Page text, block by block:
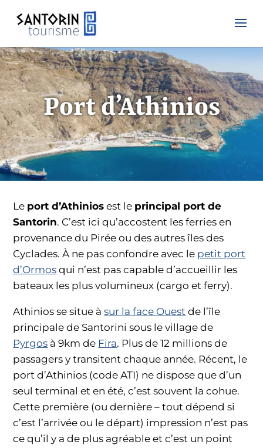
Port d’Athinios
Le port d’Athinios est le principal port de
Santorin. C’est ici qu’accostent les ferries en
provenance du Pirée ou des autres îles des
Cyclades. À ne pas confondre avec le petit port
d’Ormos qui n’est pas capable d’accueillir les
bateaux les plus volumineux (cargo et ferry).
Athinios se situe àsur la face Ouest de l’île
principale de Santorini sous le village de
Pyrgos à 9km de Fira. Plus de 12 millions de
passagers y transitent chaque année. Récent, le
port d’Athinios (code ATI) ne dispose que d’un
seul terminal et en été, c’est souvent la cohue.
Cette première (ou dernière – tout dépend si
c’est l’arrivée ou le départ) impression n’est pas
ce qu’il y a de plus agréable et c’est un point